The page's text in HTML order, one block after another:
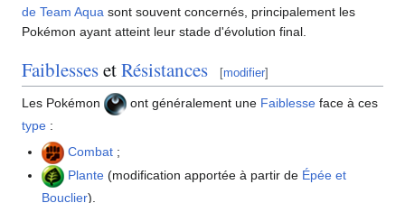
de Team Aqua sont souvent concernés, principalement les
Pokémon ayant atteint leur stade d'évolution final.
FaiblessesetRésistances [modifier]
Les Pokémon ont généralement une Faiblesse face à ces
type :
Combat ;
Plante (modification apportée à partir de Épée et
Bouclier).